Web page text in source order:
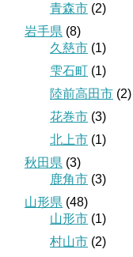
青森市 (2)
岩手県 (8)
久慈市 (1)
雫石町 (1)
陸前高田市 (2)
花巻市 (3)
北上市 (1)
秋田県 (3)
鹿角市 (3)
山形県 (48)
山形市 (1)
村山市 (2)